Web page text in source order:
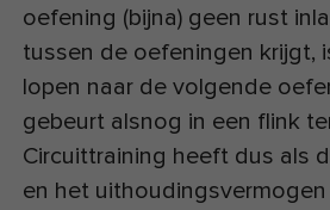
oefening (bijna) geen rust
tussen de oefeningen krijgt,
lopen naar de volgende
gebeurt alsnog in een flink
Circuittraining heeft dus als
en het